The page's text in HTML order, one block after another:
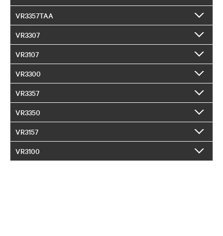
VR3357TAA
VR3307
VR3107
VR3300
VR3357
VR3350
VR3157
VR3100